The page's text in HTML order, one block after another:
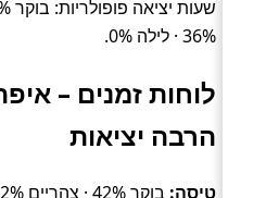
36% · לילה 0%.
לוחות זמנים –
הרבה יציאות
טיסה: בוקר 42% · צהריים 22% · ערב 36% · לילה 0%